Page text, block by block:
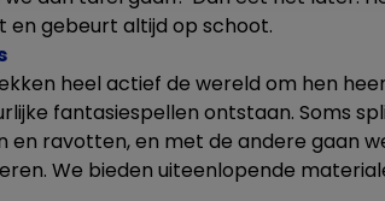
en gebeurt altijd op schoot.
heel actief de wereld om hen
fantasiespellen ontstaan. Soms
en ravotten, en met de andere gaan
We bieden uiteenlopende